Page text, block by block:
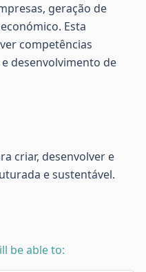
geração de
Esta
competências
desenvolvimento de
criar, desenvolver e
e sustentável.
be able to: